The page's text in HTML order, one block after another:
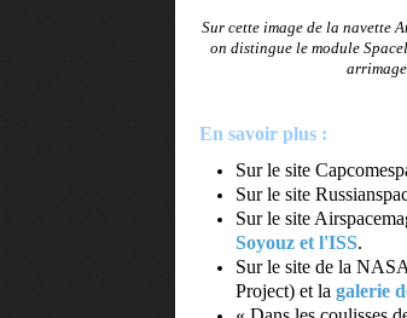
Sur cette image de la navette
on distingue le module
En savoir plus :
Sur le site
Sur le site
Sur le site
Soyouz et l'ISS.
Sur le site de la
Project) et la galerie